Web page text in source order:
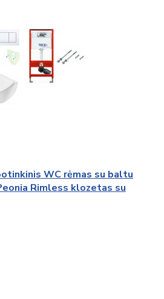
WC rėmas su baltu
Rimless klozetas su